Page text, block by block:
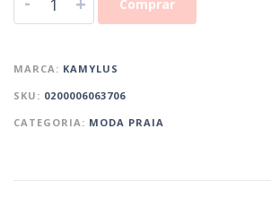
Comprar
MARCA: KAMYLUS
SKU: 0200006063706
CATEGORIA: MODA PRAIA